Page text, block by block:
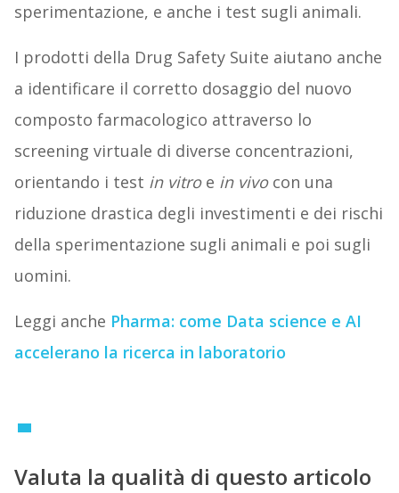
sperimentazione, e anche i test sugli animali.
I prodotti della Drug Safety Suite aiutano anche
a identificare il corretto dosaggio del nuovo
composto farmacologico attraverso lo
screening virtuale di diverse concentrazioni,
orientando i test in vitroe in vivocon una
riduzione drastica degli investimenti e dei rischi
della sperimentazione sugli animali e poi sugli
uomini.
Leggi anche Pharma: come Data science e AI
accelerano la ricerca in laboratorio
Valuta la qualità di questo articolo